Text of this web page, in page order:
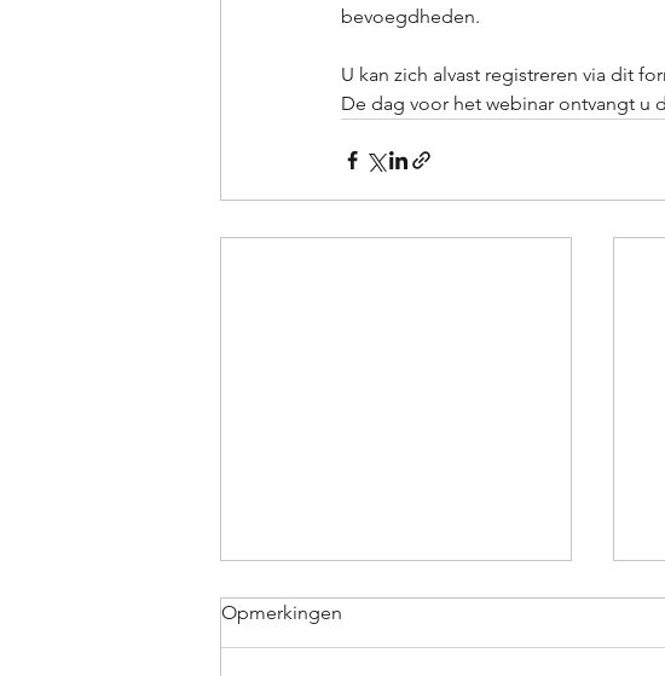
bevoegdheden.
U kan zich alvast registreren via dit
De dag voor het webinar ontvangt u
Opmerkingen